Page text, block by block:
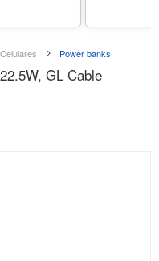
Power banks
GL Cable